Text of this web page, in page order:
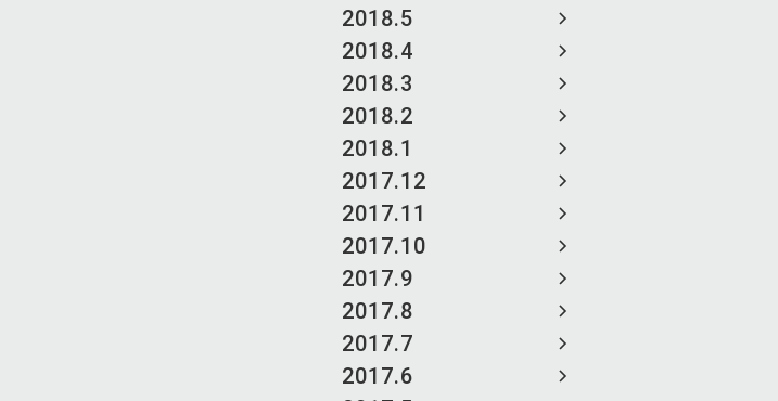
2018.5
2018.4
2018.3
2018.2
2018.1
2017.12
2017.11
2017.10
2017.9
2017.8
2017.7
2017.6